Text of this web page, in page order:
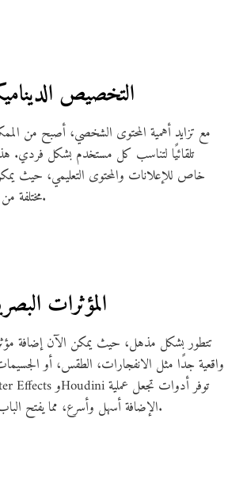
4. التخصيص
مع تزايد أهمية المحتوى الشخصي، أصبح من
تلقائيًا لتناسب كل مستخدم بشكل فردي.
خاص للإعلانات والمحتوى التعليمي، حيث
مختلفة من الفيديو وفق اهتماماته.
5. المؤثرات
واقعية جدًا مثل الانفجارات، الطقس، أو
الإضافة أسهل وأسرع، مما يفتح الباب للإبداع دون حدود.